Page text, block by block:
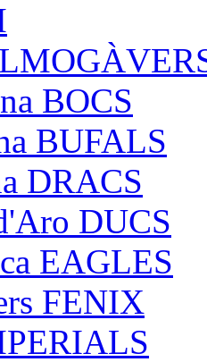
BOCS
BUFALS
DRACS
DUCS
EAGLES
FENIX